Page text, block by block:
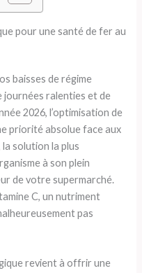
pour une santé de fer au
baisses de régime
journées ralenties et de
2026, l’optimisation de
priorité absolue face aux
solution la plus
à son plein
de votre supermarché.
C, un nutriment
pas
revient à offrir une